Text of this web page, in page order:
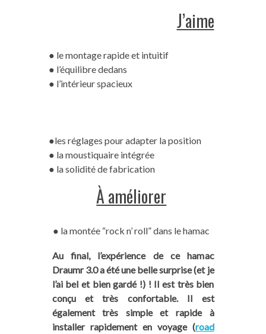
J’aime
● le montage rapide et intuitif
● l’équilibre dedans
● l’intérieur spacieux
●les réglages pour adapter la position
● la moustiquaire intégrée
● la solidité de fabrication
À améliorer
● la montée “rock n’ roll” dans le hamac
Au final, l’expérience de ce hamac
Draumr 3.0 a été une belle surprise (et je
l’ai bel et bien gardé !) ! Il est très bien
conçu et très confortable. Il est
également très simple et rapide à
installer rapidement en voyage (road